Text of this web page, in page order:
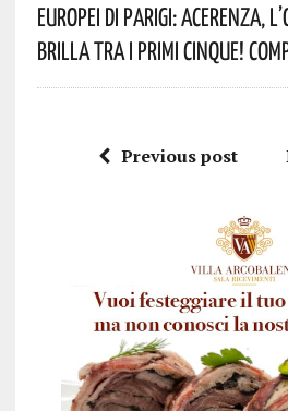
Europei Di Parigi: Acerenza,
Brilla Tra I Primi Cinque!
Previous post